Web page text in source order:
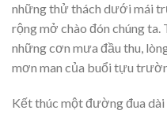
những thử thách dưới mái
rộng mở chào đón chúng ta.
những cơn mưa đầu thu,
mơn man của buổi tựu
Kết thúc một đường đua